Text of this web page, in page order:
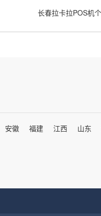
安徽 福建 江西 山东